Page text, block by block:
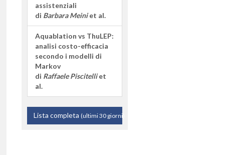
assistenziali
di Barbara Meiniet al.
Aquablation vs ThuLEP:
analisi costo-efficacia
secondo i modelli di
Markov
di Raffaele Piscitelliet
al.
Lista completa (ultimi 30 giorni)